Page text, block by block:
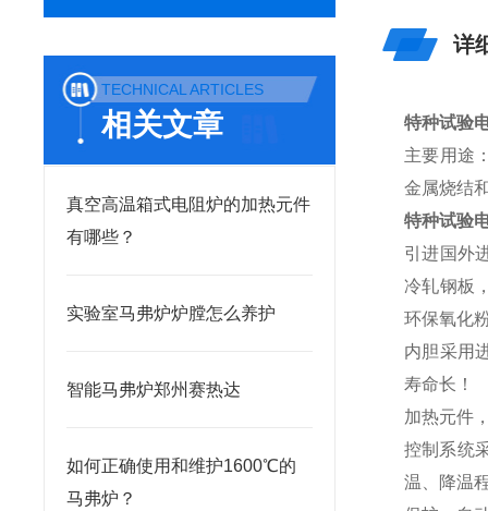
TECHNICAL ARTICLES
相关文章
真空高温箱式电阻炉的加热元件
有哪些？
实验室马弗炉炉膛怎么养护
智能马弗炉郑州赛热达
如何正确使用和维护1600℃的
马弗炉？
详
特种试验
主要用途
金属烧结
特种试验
引进国外
冷轧钢板
环保氧化
内胆采用
寿命长！
加热元件
控制系统
温、降温